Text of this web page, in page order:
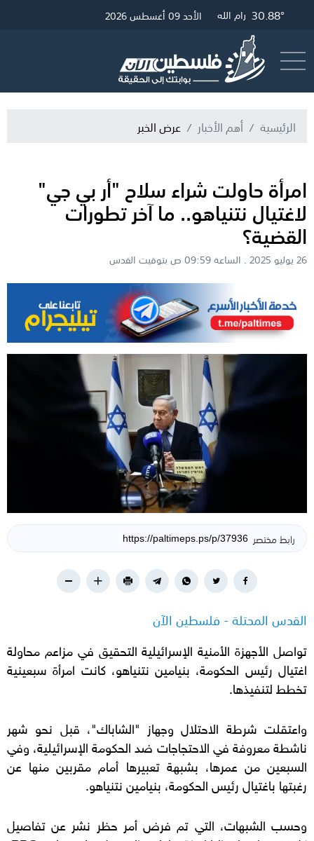
33.25° غزة 31.12° القدس 30.88° رام الله الأحد 09 أغسطس 2026
الرئيسية أهم الأخبار عرض الخبر
امرأة حاولت شراء سلاح "أر بي جي"
لاغتيال نتنياهو.. ما آخر تطورات
القضية؟
26 يوليو 2025 . الساعة 09:59 ص بتوقيت القدس
رابط مختصر
القدس المحتلة - فلسطين الآن
تواصل الأجهزة الأمنية الإسرائيلية التحقيق في مزاعم محاولة
اغتيال رئيس الحكومة، بنيامين نتنياهو، كانت امرأة سبعينية
تخطط لتنفيذها.
واعتقلت شرطة الاحتلال وجهاز "الشاباك"، قبل نحو شهر
ناشطة معروفة في الاحتجاجات ضد الحكومة الإسرائيلية، وفي
السبعين من عمرها، بشبهة تعبيرها أمام مقربين منها عن
رغبتها باغتيال رئيس الحكومة، بنيامين نتنياهو.
وحسب الشبهات، التي تم فرض أمر حظر نشر عن تفاصيل